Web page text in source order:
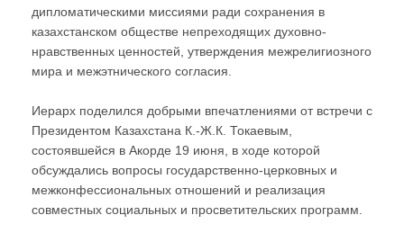
дипломатическими миссиями ради сохранения в
казахстанском обществе непреходящих духовно-
нравственных ценностей, утверждения межрелигиозного
мира и межэтнического согласия.
Иерарх поделился добрыми впечатлениями от встречи с
Президентом Казахстана К.-Ж.К. Токаевым,
состоявшейся в Акорде 19 июня, в ходе которой
обсуждались вопросы государственно-церковных и
межконфессиональных отношений и реализация
совместных социальных и просветительских программ.